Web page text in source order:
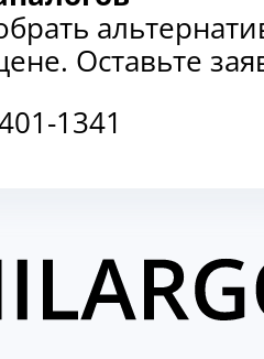
Оставьте
1341